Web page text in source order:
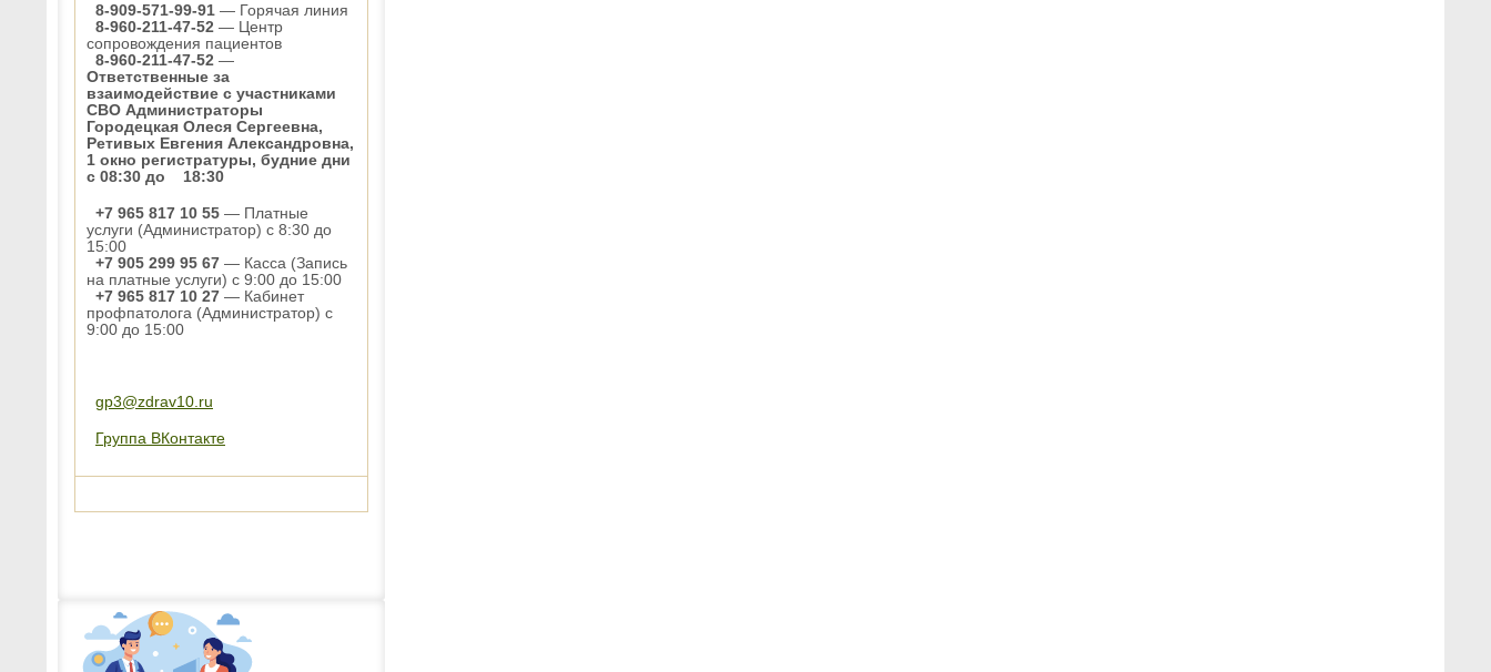
8-909-571-99-91 — Горячая линия
8-960-211-47-52 — Центр
сопровождения пациентов
8-960-211-47-52 —
Ответственные за
взаимодействие с участниками
СВО Администраторы
Городецкая Олеся Сергеевна,
Ретивых Евгения Александровна,
1 окно регистратуры, будние дни
с 08:30 до 18:30
+7 965 817 10 55 — Платные
услуги (Администратор) с 8:30 до
15:00
+7 905 299 95 67 — Касса (Запись
на платные услуги) с 9:00 до 15:00
+7 965 817 10 27 — Кабинет
профпатолога (Администратор) с
9:00 до 15:00
gp3@zdrav10.ru
Группа ВКонтакте